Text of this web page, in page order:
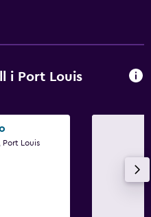
i Port Louis
Port Louis